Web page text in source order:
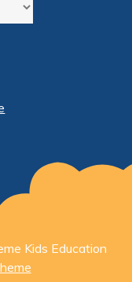
Kids Education